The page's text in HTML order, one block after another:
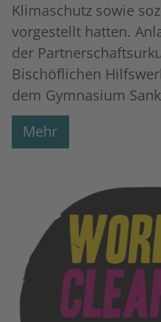
Klimaschutz sowie
vorgestellt hatten.
der
Bischöflichen
dem Gymnasium
Mehr